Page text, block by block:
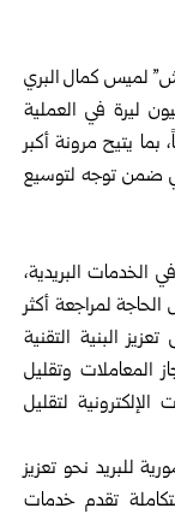
لميس كمال البري
ليرة في العملية
بما يتيح مرونة أكبر
ضمن توجه لتوسيع
الخدمات البريدية،
لمراجعة أكثر
البنية التقنية
المعاملات وتقليل
لتقليل
للبريد نحو تعزيز
تقدم خدمات